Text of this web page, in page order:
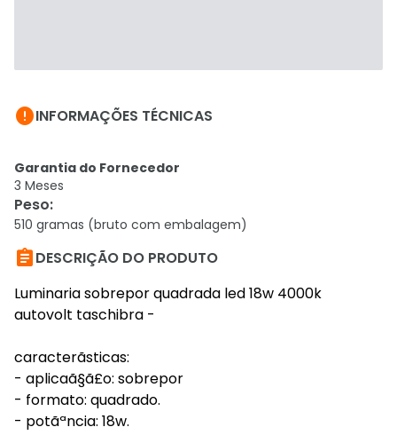
INFORMAÇÕES TÉCNICAS
Garantia do Fornecedor
3 Meses
Peso:
510 gramas (bruto com embalagem)
DESCRIÇÃO DO PRODUTO
Luminaria sobrepor quadrada led 18w 4000k
autovolt taschibra -
caracterã­sticas:
- aplicaã§ã£o: sobrepor
- formato: quadrado.
- potãªncia: 18w.